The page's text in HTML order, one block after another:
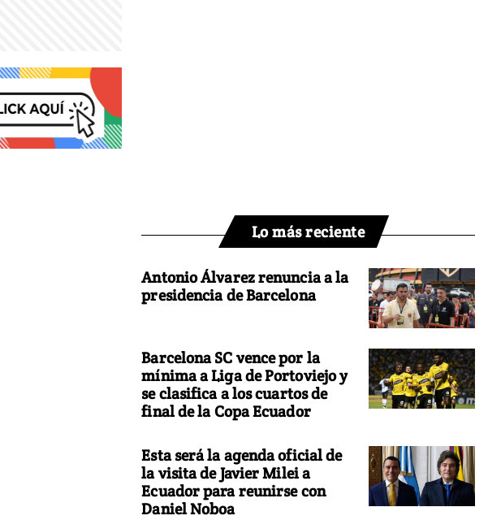
Lo más reciente
Antonio Álvarez renuncia a la
presidencia de Barcelona
Barcelona SC vence por la
mínima a Liga de Portoviejo y
se clasifica a los cuartos de
final de la Copa Ecuador
Esta será la agenda oficial de
la visita de Javier Milei a
Ecuador para reunirse con
Daniel Noboa